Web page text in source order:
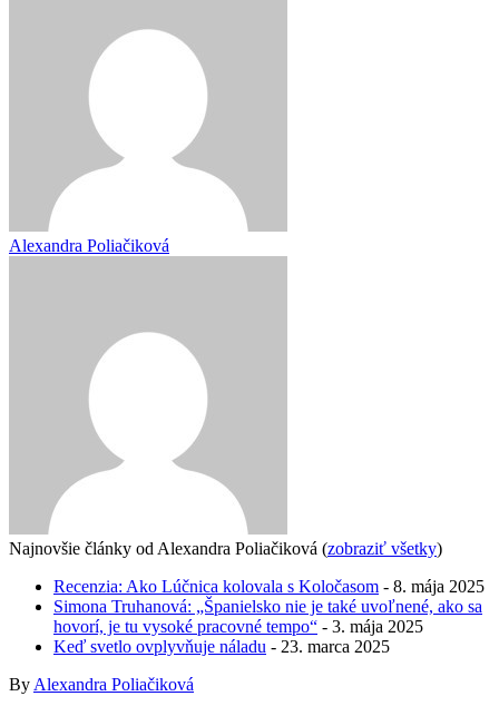
Alexandra Poliačiková
Najnovšie články od Alexandra Poliačiková (zobraziť všetky)
Recenzia: Ako Lúčnica kolovala s Koločasom - 8. mája 2025
Simona Truhanová: „Španielsko nie je také uvoľnené, ako sa
hovorí, je tu vysoké pracovné tempo“ - 3. mája 2025
Keď svetlo ovplyvňuje náladu - 23. marca 2025
By Alexandra Poliačiková